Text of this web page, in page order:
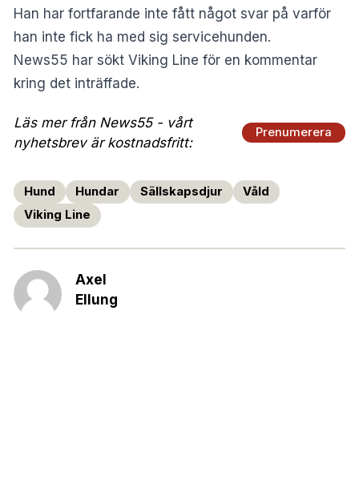
Han har fortfarande inte fått något svar på varför
han inte fick ha med sig servicehunden.
News55 har sökt Viking Line för en kommentar
kring det inträffade.
Läs mer från News55 - vårt
nyhetsbrev är kostnadsfritt:
Prenumerera
Hund Hundar Sällskapsdjur
Våld
Viking Line
Axel
Ellung